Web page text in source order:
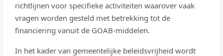
richtlijnen voor specifieke activiteiten waarover vaak
vragen worden gesteld met betrekking tot de
financiering vanuit de GOAB-middelen.
In het kader van gemeentelijke beleidsvrijheid wordt